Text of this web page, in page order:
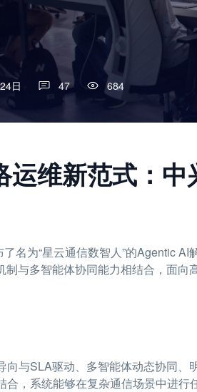
日 47 684
维新范式：中
名为“星云通信数智人”的Agentic
与多智能体协同能力相结合，面向
与SLA驱动、多智能体动态协同、
，系统能够在复杂通信场景中进